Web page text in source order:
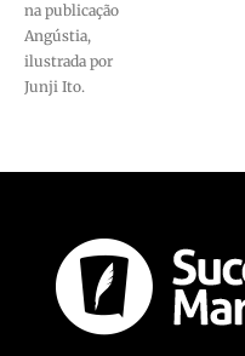
na publicação
Angústia,
ilustrada por
Junji Ito.